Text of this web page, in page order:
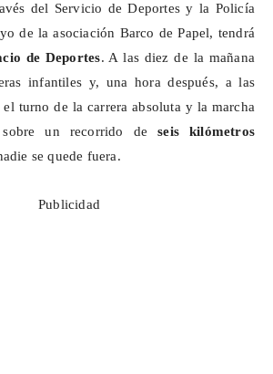
del Servicio de Deportes y la Policía
de la asociación Barco de Papel, tendrá
de Deportes. A las diez de la mañana
infantiles y, una hora después, a las
turno de la carrera absoluta y la marcha
sobre un recorrido deseis kilómetros
se quede fuera.
Publicidad